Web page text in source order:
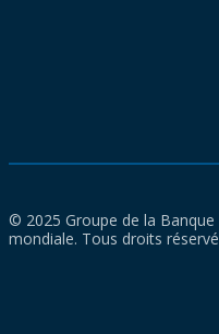
© 2025 Groupe de la Banque
mondiale. Tous droits